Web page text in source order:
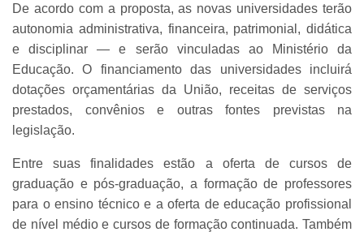
De acordo com a proposta, as novas universidades terão
autonomia administrativa, financeira, patrimonial, didática
e disciplinar — e serão vinculadas ao Ministério da
Educação. O financiamento das universidades incluirá
dotações orçamentárias da União, receitas de serviços
prestados, convênios e outras fontes previstas na
legislação.
Entre suas finalidades estão a oferta de cursos de
graduação e pós-graduação, a formação de professores
para o ensino técnico e a oferta de educação profissional
de nível médio e cursos de formação continuada. Também